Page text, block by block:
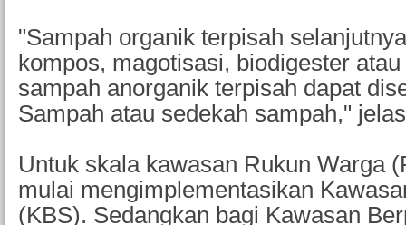
"Sampah organik terpisah
kompos, magotisasi, biodigester
sampah anorganik terpisah dapat
Sampah atau sedekah sampah,"
Untuk skala kawasan Rukun Warga
mulai mengimplementasikan
(KBS). Sedangkan bagi Kawasan